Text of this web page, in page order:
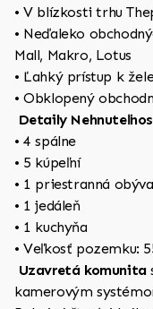
• V blízkosti trhu
• Neďaleko
Mall, Makro, Lotus
• Ľahký prístup k
• Obklopený
Detaily
• 4 spálne
• 5 kúpeľní
• 1 priestranná
• 1 jedáleň
• 1 kuchyňa
• Veľkosť pozemku:
Uzavretá komunita
kamerovým